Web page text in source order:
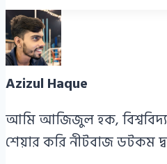
Azizul Haque
আমি আজিজুল হক,
শেয়ার করি নীটবাজ ডটকম